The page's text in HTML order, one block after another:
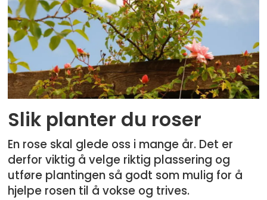
Slik planter du roser
En rose skal glede oss i mange år. Det er
derfor viktig å velge riktig plassering og
utføre plantingen så godt som mulig for å
hjelpe rosen til å vokse og trives.